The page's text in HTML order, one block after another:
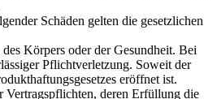
Schäden gelten die gesetzlichen
Körpers oder der Gesundheit. Bei
Pflichtverletzung. Soweit der
eröffnet ist.
Vertragspflichten, deren Erfüllung die